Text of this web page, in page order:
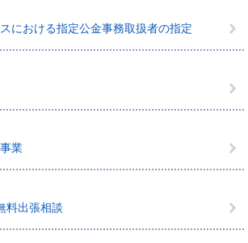
における指定公金事務取扱者の指定
業
料出張相談